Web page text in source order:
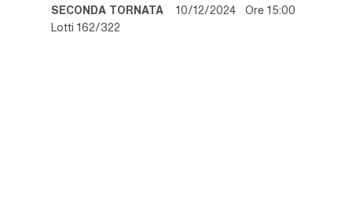
SECONDA TORNATA10/12/2024 Ore 15:00
Lotti 162/322